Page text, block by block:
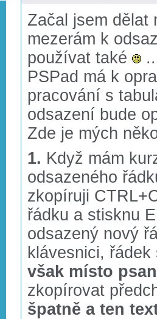
Začal jsem dělat
mezerám k
používat také
PSPad má k
pracování s
odsazení bude
Zde je mých
1. Když mám
odsazeného
zkopíruji
řádku a stisknu
odsazený nový
klávesnici,
však místo
zkopírovat
špatně a ten